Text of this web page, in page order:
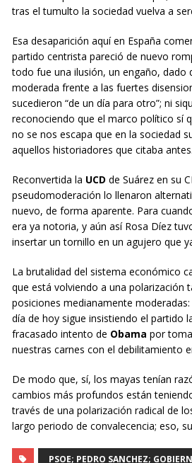
tras el tumulto la sociedad vuelva a
Esa desaparición aquí en España
partido centrista pareció de nuevo
todo fue una ilusión, un engaño, dado
moderada frente a las fuertes
sucedieron “de un día para otro”; ni
reconociendo que el marco político sí
no se nos escapa que en la sociedad
aquellos historiadores que citaba antes.
Reconvertida la UCD de Suárez en su
pseudomoderación lo llenaron
nuevo, de forma aparente. Para
era ya notoria, y aún así Rosa Díez
insertar un tornillo en un agujero que
La brutalidad del sistema económico
que está volviendo a una polarización
posiciones medianamente
día de hoy sigue insistiendo el partido
fracasado intento de Obama por
nuestras carnes con el debilitamiento
De modo que, sí, los mayas tenían
cambios más profundos están
través de una polarización radical de
largo periodo de convalecencia; eso,
PSOE; PEDRO SANCHEZ;